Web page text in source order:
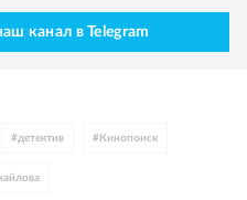
канал в Telegram
#детектив # Кинопоиск